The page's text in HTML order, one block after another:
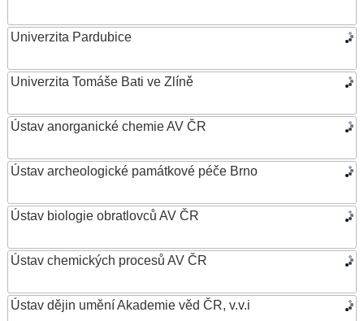
Univerzita Pardubice
Univerzita Tomáše Bati ve Zlíně
Ústav anorganické chemie AV ČR
Ústav archeologické památkové péče Brno
Ústav biologie obratlovců AV ČR
Ústav chemických procesů AV ČR
Ústav dějin umění Akademie věd ČR, v.v.i